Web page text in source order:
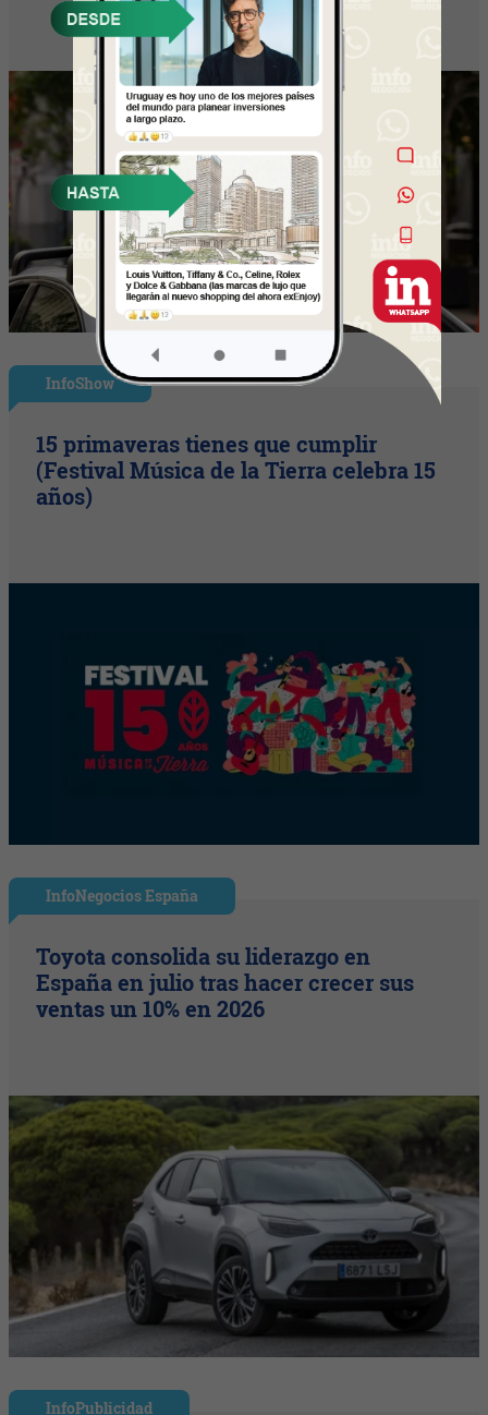
InfoShow
15 primaveras tienes que cumplir
(Festival Música de la Tierra celebra 15
años)
InfoNegocios España
Toyota consolida su liderazgo en
España en julio tras hacer crecer sus
ventas un 10% en 2026
InfoPublicidad